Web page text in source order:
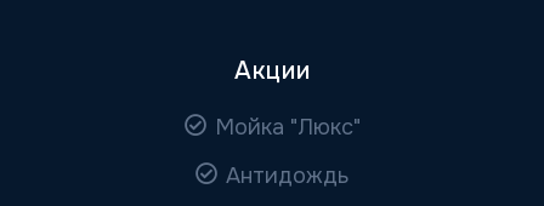
Акции
Мойка "Люкс"
Антидождь